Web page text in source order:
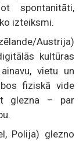
spontanitāti,
izteiksmi.
Austrija)
kultūras
vietu un
fiziskā vide
glezna – par
Polija) glezno